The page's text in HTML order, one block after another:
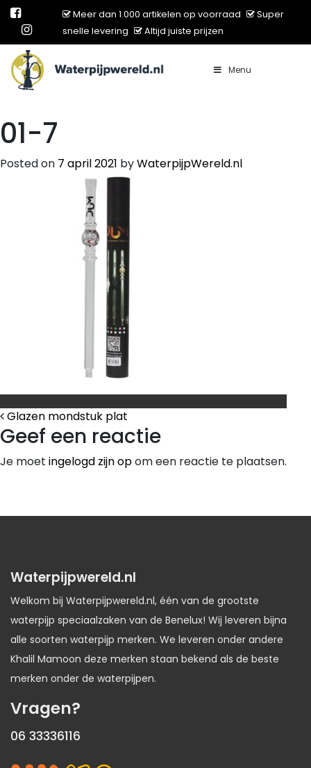
Meer dan 1.000 artikelen op voorraad
Super
snelle levering
Altijd juiste prijzen
Main Navigation Menu
01-7
Posted on 7 april 2021 byWaterpijpWereld.nl
Bericht Navigatie
Glazen mondstuk plat
Geef een reactie
Je moet ingelogd zijn opom een reactie te plaatsen.
Waterpijpwereld.nl
Welkom bij Waterpijpwereld.nl, één van de grootste
waterpijp speciaalzaken van de Benelux! Wij leveren bijna
alle soorten waterpijp merken. We leveren onder andere
Khalil Mamoon deze merken staan bekend als de beste
merken onder de waterpijpen.
Vragen?
06 33336116